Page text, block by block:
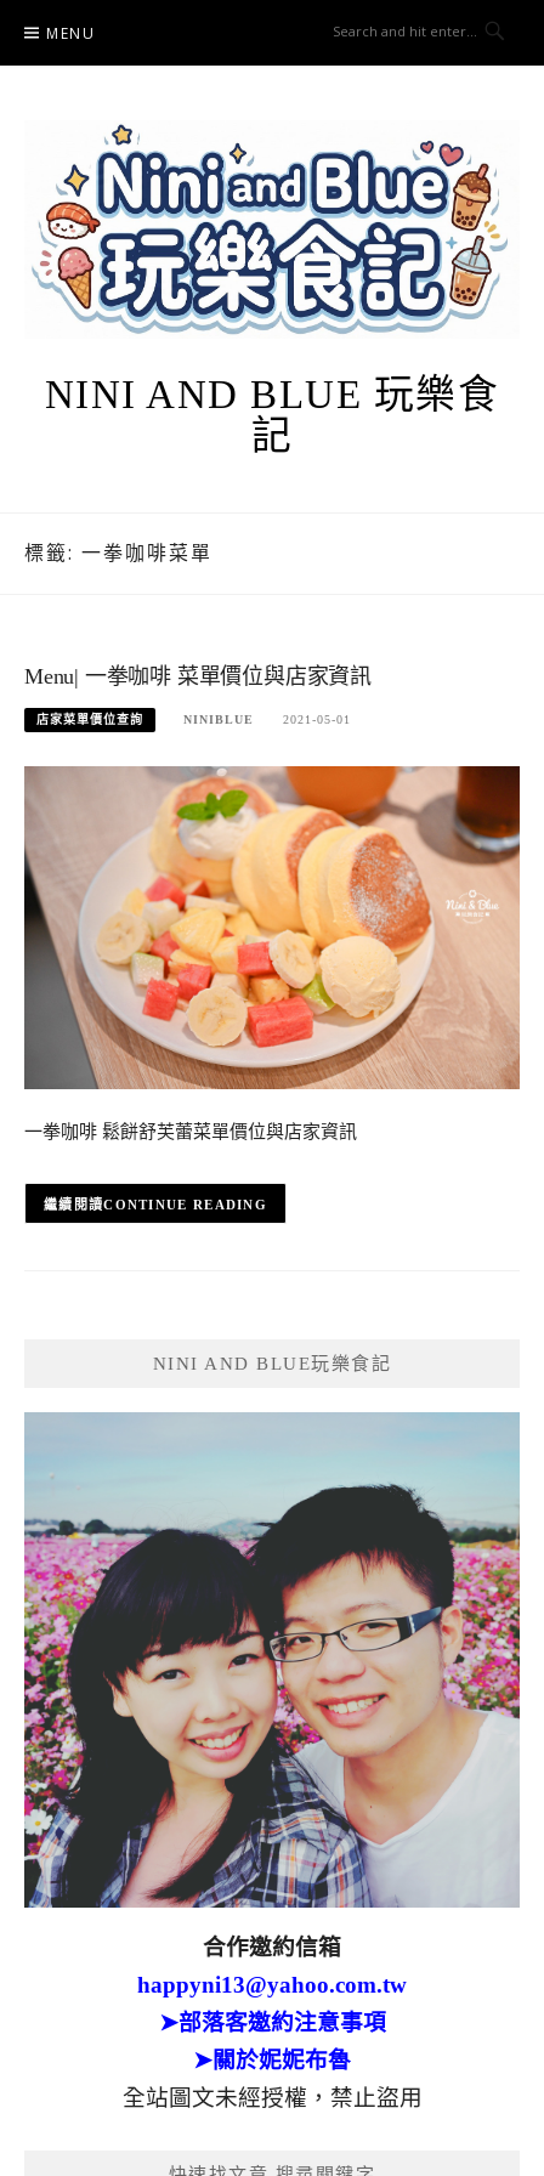
content
MENU
NINI AND BLUE 玩樂食
記
標籤: 一拳咖啡菜單
Menu| 一拳咖啡 菜單價位與店家資訊
店家菜單價位查詢 NINIBLUE 2021-05-01
一拳咖啡 鬆餅舒芙蕾菜單價位與店家資訊
CONTINUE READING
NINI AND BLUE玩樂食記
合作邀約信箱
happyni13@yahoo.com.tw
➤部落客邀約注意事項
➤關於妮妮布魯
全站圖文未經授權，禁止盜用